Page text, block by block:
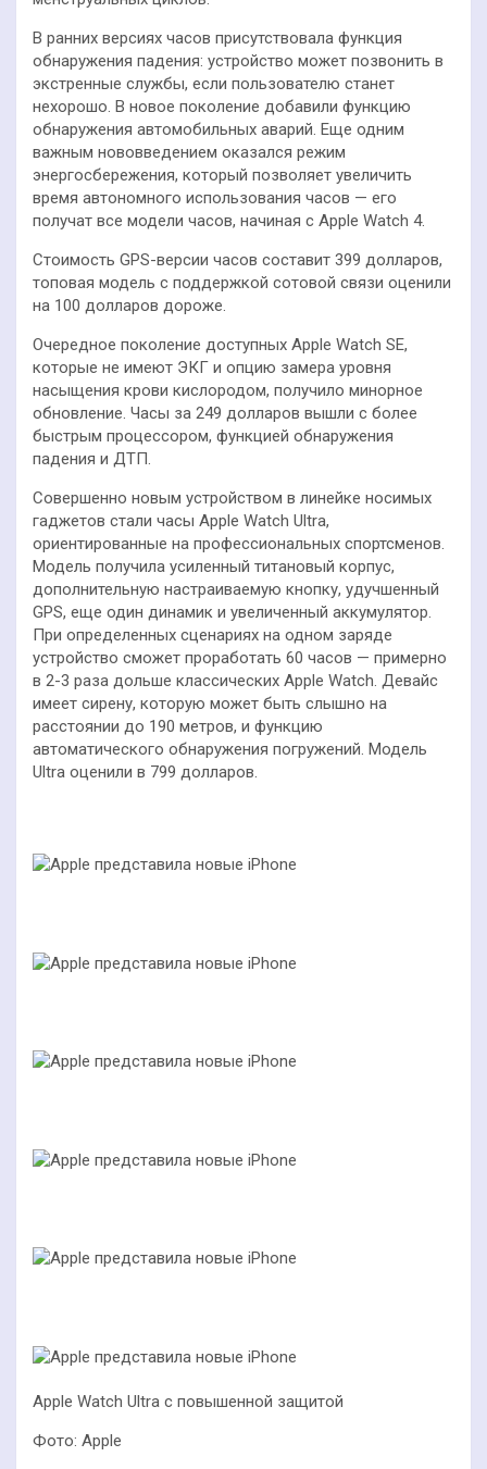
В ранних версиях часов присутствовала функция
обнаружения падения: устройство может позвонить в
экстренные службы, если пользователю станет
нехорошо. В новое поколение добавили функцию
обнаружения автомобильных аварий. Еще одним
важным нововведением оказался режим
энергосбережения, который позволяет увеличить
время автономного использования часов — его
получат все модели часов, начиная с Apple Watch 4.
Стоимость GPS-версии часов составит 399 долларов,
топовая модель с поддержкой сотовой связи оценили
на 100 долларов дороже.
Очередное поколение доступных Apple Watch SE,
которые не имеют ЭКГ и опцию замера уровня
насыщения крови кислородом, получило минорное
обновление. Часы за 249 долларов вышли с более
быстрым процессором, функцией обнаружения
падения и ДТП.
Совершенно новым устройством в линейке носимых
гаджетов стали часы Apple Watch Ultra,
ориентированные на профессиональных спортсменов.
Модель получила усиленный титановый корпус,
дополнительную настраиваемую кнопку, удучшенный
GPS, еще один динамик и увеличенный аккумулятор.
При определенных сценариях на одном заряде
устройство сможет проработать 60 часов — примерно
в 2-3 раза дольше классических Apple Watch. Девайс
имеет сирену, которую может быть слышно на
расстоянии до 190 метров, и функцию
автоматического обнаружения погружений. Модель
Ultra оценили в 799 долларов.
Apple Watch Ultra с повышенной защитой
Фото: Apple